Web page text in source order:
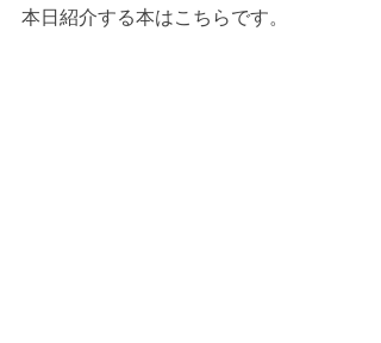
本日紹介する本はこちらです。